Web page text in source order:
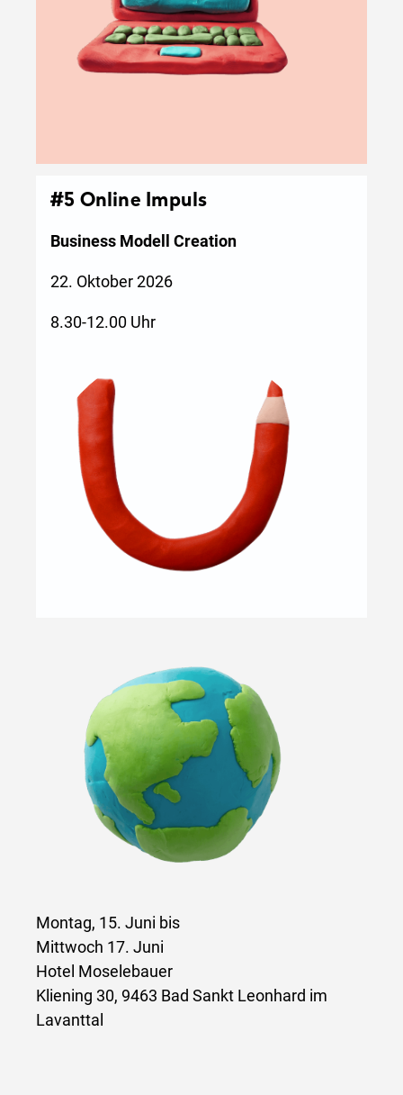
#5 Online Impuls
Business Modell Creation
22. Oktober 2026
8.30-12.00 Uhr
Montag, 15. Juni bis
Mittwoch 17. Juni
Hotel Moselebauer
Kliening 30, 9463 Bad Sankt Leonhard im
Lavanttal